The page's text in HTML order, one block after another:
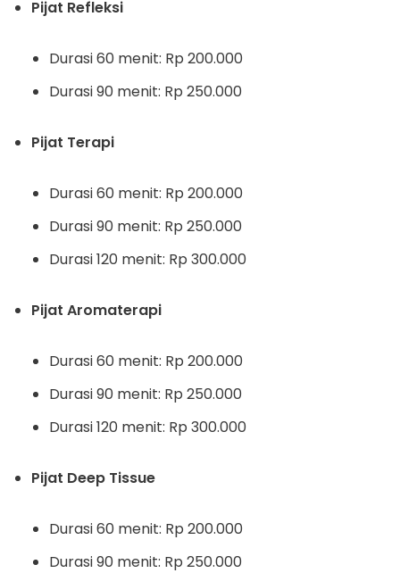
Pijat Refleksi
Durasi 60 menit: Rp 200.000
Durasi 90 menit: Rp 250.000
Pijat Terapi
Durasi 60 menit: Rp 200.000
Durasi 90 menit: Rp 250.000
Durasi 120 menit: Rp 300.000
Pijat Aromaterapi
Durasi 60 menit: Rp 200.000
Durasi 90 menit: Rp 250.000
Durasi 120 menit: Rp 300.000
Pijat Deep Tissue
Durasi 60 menit: Rp 200.000
Durasi 90 menit: Rp 250.000